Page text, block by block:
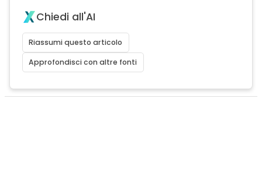
Chiedi all'AI
Riassumi questo articolo
Approfondisci con altre fonti